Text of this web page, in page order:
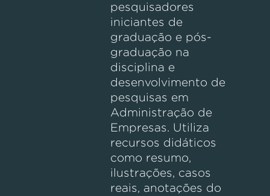
pesquisadores
iniciantes de
graduação e pós-
graduação na
disciplina e
desenvolvimento de
pesquisas em
Administração de
Empresas. Utiliza
recursos didáticos
como resumo,
ilustrações, casos
reais, anotações do